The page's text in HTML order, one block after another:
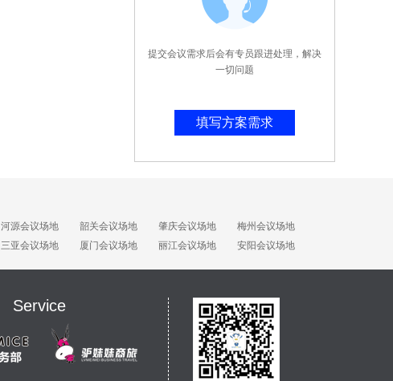
提交会议需求后会有专员跟进处理，解决
一切问题
填写方案需求
河源会议场地 韶关会议场地 肇庆会议场地
梅州会议场地
三亚会议场地 厦门会议场地 丽江会议场地 安阳会议场地
Service